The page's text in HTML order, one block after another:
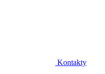
Kontakty